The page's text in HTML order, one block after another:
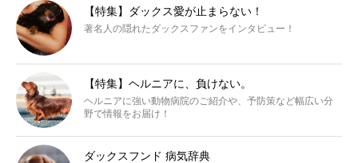
【特集】ダックス愛が止まらない！
著名人の隠れたダックスファンをインタビュー！
【特集】ヘルニアに、負けない。
ヘルニアに強い動物病院のご紹介や、予防策など幅広い分
野で情報をお届け！
ダックスフンド 病気辞典